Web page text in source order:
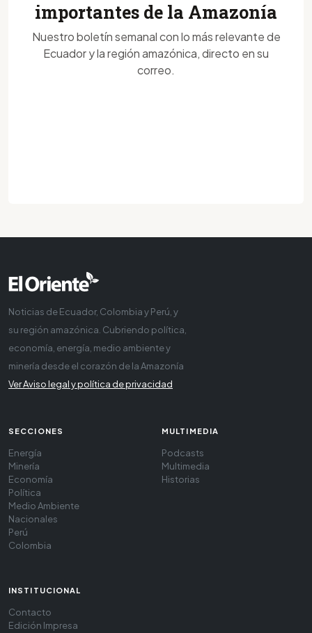
importantes de la Amazonía
Nuestro boletín semanal con lo más relevante de
Ecuador y la región amazónica, directo en su
correo.
Noticias de Ecuador, Colombia y Perú, y
su región amazónica. Cubriendo política,
economía, energía, medio ambiente y
minería desde el corazón de la Amazonía
Ver Aviso legal y política de privacidad
SECCIONES
Energía
Minería
Economía
Política
Medio Ambiente
Nacionales
Perú
Colombia
MULTIMEDIA
Podcasts
Multimedia
Historias
INSTITUCIONAL
Contacto
Edición Impresa